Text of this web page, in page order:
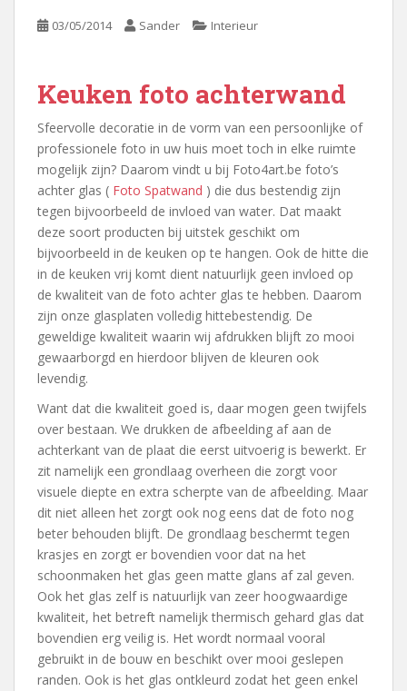
03/05/2014 Sander Interieur
Keuken foto achterwand
Sfeervolle decoratie in de vorm van een persoonlijke of
professionele foto in uw huis moet toch in elke ruimte
mogelijk zijn? Daarom vindt u bij Foto4art.be foto’s
achter glas ( Foto Spatwand ) die dus bestendig zijn
tegen bijvoorbeeld de invloed van water. Dat maakt
deze soort producten bij uitstek geschikt om
bijvoorbeeld in de keuken op te hangen. Ook de hitte die
in de keuken vrij komt dient natuurlijk geen invloed op
de kwaliteit van de foto achter glas te hebben. Daarom
zijn onze glasplaten volledig hittebestendig. De
geweldige kwaliteit waarin wij afdrukken blijft zo mooi
gewaarborgd en hierdoor blijven de kleuren ook
levendig.
Want dat die kwaliteit goed is, daar mogen geen twijfels
over bestaan. We drukken de afbeelding af aan de
achterkant van de plaat die eerst uitvoerig is bewerkt. Er
zit namelijk een grondlaag overheen die zorgt voor
visuele diepte en extra scherpte van de afbeelding. Maar
dit niet alleen het zorgt ook nog eens dat de foto nog
beter behouden blijft. De grondlaag beschermt tegen
krasjes en zorgt er bovendien voor dat na het
schoonmaken het glas geen matte glans af zal geven.
Ook het glas zelf is natuurlijk van zeer hoogwaardige
kwaliteit, het betreft namelijk thermisch gehard glas dat
bovendien erg veilig is. Het wordt normaal vooral
gebruikt in de bouw en beschikt over mooi geslepen
randen. Ook is het glas ontkleurd zodat het geen enkel